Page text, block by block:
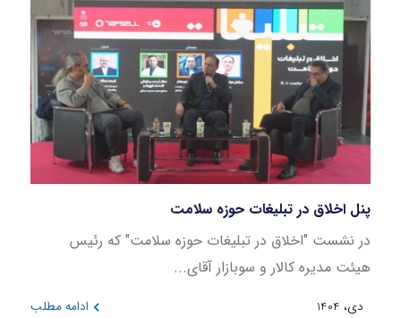
پنل اخلاق در تبلیغات حوزه سلامت
در نشست "اخلاق در تبلیغات حوزه سلامت" که رئیس
هیئت مدیره کالار و سوبازار آقای...
دی، 1404 ادامه مطلب